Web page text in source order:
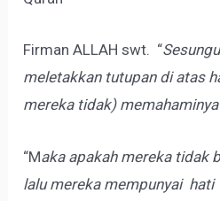
Firman ALLAH swt. “
meletakkan tutupan di atas
mereka tidak) memahaminya
“Maka apakah mereka tidak
lalu mereka mempunyai hati